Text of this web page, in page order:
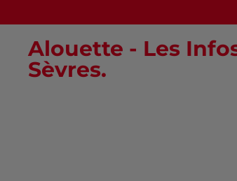
Alouette - Les
Sèvres.